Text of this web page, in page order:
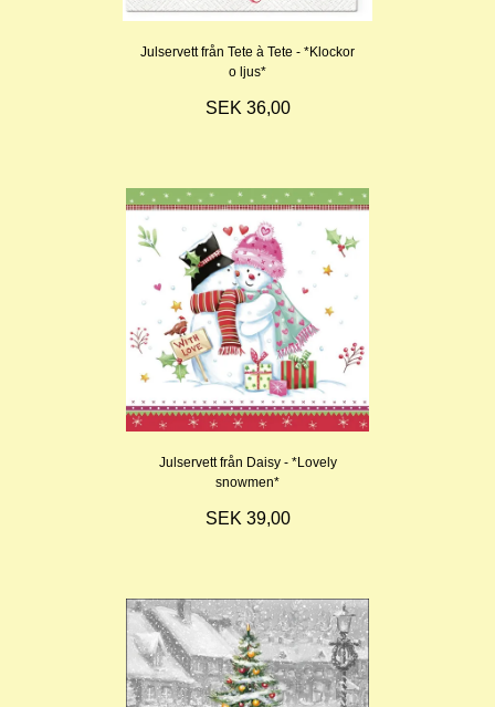
Julservett från Tete à Tete - *Klockor
o ljus*
SEK 36,00
Julservett från Daisy - *Lovely
snowmen*
SEK 39,00